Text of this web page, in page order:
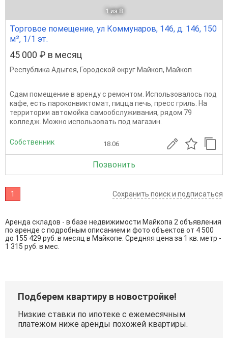
1 из 8
Торговое помещение, ул Коммунаров, 146, д. 146, 150
м², 1/1 эт.
45 000 ₽ в месяц
Республика Адыгея, Городской округ Майкоп, Майкоп
Сдам помещение в аренду с ремонтом. Использовалось под
кафе, есть пароконвиктомат, пицца печь, пресс гриль. На
территории автомойка самообслуживания, рядом 79
колледж. Можно использовать под магазин.
Собственник 18.06
Позвонить
1 Сохранить поиск и подписаться
Аренда складов - в базе недвижимости Майкопа 2 объявления
по аренде с подробным описанием и фото объектов от 4 500
до 155 429 руб. в месяц в Майкопе. Средняя цена за 1 кв. метр -
1 315 руб. в мес.
Подберем квартиру в новостройке!
Низкие ставки по ипотеке с ежемесячным
платежом ниже аренды похожей квартиры.